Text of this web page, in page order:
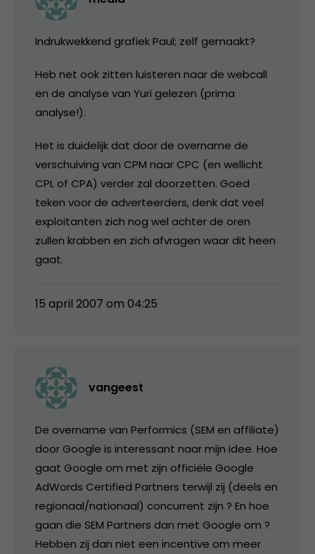
Indrukwekkend grafiek Paul; zelf gemaakt?
Heb net ook zitten luisteren naar de webcall
en de analyse van Yuri gelezen (prima
analyse!).
Het is duidelijk dat door de overname de
verschuiving van CPM naar CPC (en wellicht
CPL of CPA) verder zal doorzetten. Goed
teken voor de adverteerders, denk dat veel
exploitanten zich nog wel achter de oren
zullen krabben en zich afvragen waar dit heen
gaat.
15 april 2007 om 04:25
vangeest
De overname van Performics (SEM en affiliate)
door Google is interessant naar mijn idee. Hoe
gaat Google om met zijn officiële Google
AdWords Certified Partners terwijl zij (deels en
regionaal/nationaal) concurrent zijn ? En hoe
gaan die SEM Partners dan met Google om ?
Hebben zij dan niet een incentive om meer